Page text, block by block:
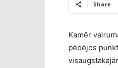
Share
Kamēr
pēdējos